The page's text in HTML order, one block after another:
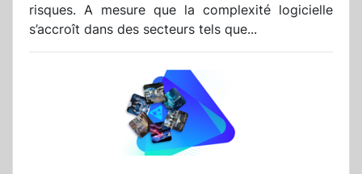
risques. A mesure que la complexité logicielle
s’accroît dans des secteurs tels que...